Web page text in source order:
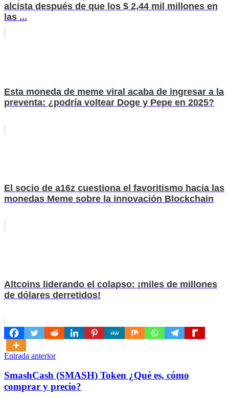
alcista después de que los $ 2,44 mil millones en
las ...
Esta moneda de meme viral acaba de ingresar a la
preventa: ¿podría voltear Doge y Pepe en 2025?
El socio de a16z cuestiona el favoritismo hacia las
monedas Meme sobre la innovación Blockchain
Altcoins liderando el colapso: ¡miles de millones
de dólares derretidos!
Navegación
de
entradas
Entrada anterior
SmashCash (SMASH) Token ¿Qué es, cómo
comprar y precio?